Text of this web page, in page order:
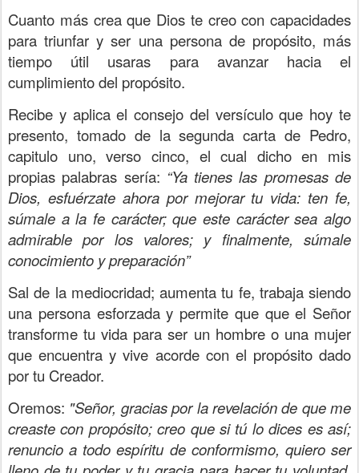
Cuanto más crea que Dios te creo con capacidades
para triunfar y ser una persona de propósito, más
tiempo útil usaras para avanzar hacia el
cumplimiento del propósito.
Recibe y aplica el consejo del versículo que hoy te
presento, tomado de la segunda carta de Pedro,
capitulo uno, verso cinco, el cual dicho en mis
propias palabras sería: “Ya tienes las promesas de
Dios, esfuérzate ahora por mejorar tu vida: ten fe,
súmale a la fe carácter; que este carácter sea algo
admirable por los valores; y finalmente, súmale
conocimiento y preparación”
Sal de la mediocridad; aumenta tu fe, trabaja siendo
una persona esforzada y permite que que el Señor
transforme tu vida para ser un hombre o una mujer
que encuentra y vive acorde con el propósito dado
por tu Creador.
Oremos: "Señor, gracias por la revelación de que me
creaste con propósito; creo que si tú lo dices es así;
renuncio a todo espíritu de conformismo, quiero ser